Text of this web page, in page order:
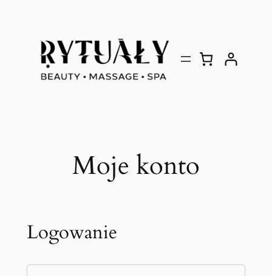
Moje konto
Logowanie